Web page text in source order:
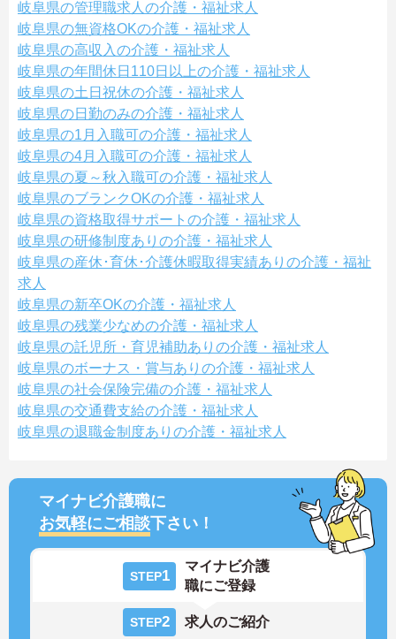
岐阜県の管理職求人の介護・福祉求人
岐阜県の無資格OKの介護・福祉求人
岐阜県の高収入の介護・福祉求人
岐阜県の年間休日110日以上の介護・福祉求人
岐阜県の土日祝休の介護・福祉求人
岐阜県の日勤のみの介護・福祉求人
岐阜県の1月入職可の介護・福祉求人
岐阜県の4月入職可の介護・福祉求人
岐阜県の夏～秋入職可の介護・福祉求人
岐阜県のブランクOKの介護・福祉求人
岐阜県の資格取得サポートの介護・福祉求人
岐阜県の研修制度ありの介護・福祉求人
岐阜県の産休･育休･介護休暇取得実績ありの介護・福祉
求人
岐阜県の新卒OKの介護・福祉求人
岐阜県の残業少なめの介護・福祉求人
岐阜県の託児所・育児補助ありの介護・福祉求人
岐阜県のボーナス・賞与ありの介護・福祉求人
岐阜県の社会保険完備の介護・福祉求人
岐阜県の交通費支給の介護・福祉求人
岐阜県の退職金制度ありの介護・福祉求人
マイナビ介護職に
お気軽にご相談下さい！
STEP1
マイナビ介護
職にご登録
STEP2 求人のご紹介